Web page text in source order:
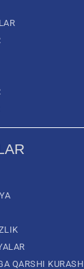
QARSHI KURASH